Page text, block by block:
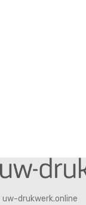
uw-drukwerk.online